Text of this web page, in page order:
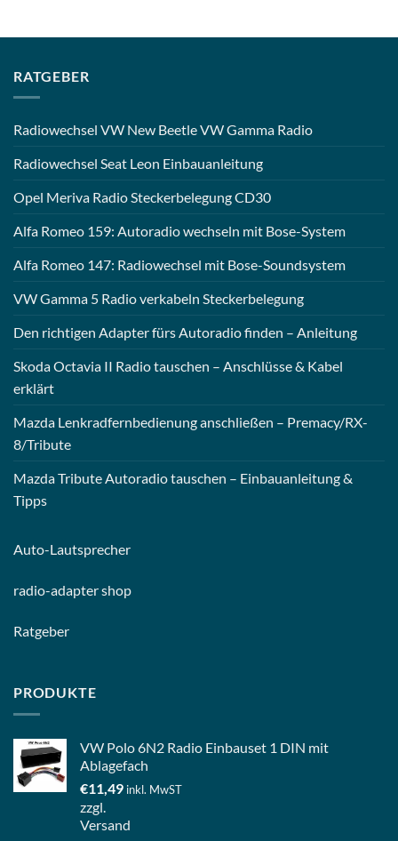
RATGEBER
Radiowechsel VW New Beetle VW Gamma Radio
Radiowechsel Seat Leon Einbauanleitung
Opel Meriva Radio Steckerbelegung CD30
Alfa Romeo 159: Autoradio wechseln mit Bose-System
Alfa Romeo 147: Radiowechsel mit Bose-Soundsystem
VW Gamma 5 Radio verkabeln Steckerbelegung
Den richtigen Adapter fürs Autoradio finden – Anleitung
Skoda Octavia II Radio tauschen – Anschlüsse & Kabel
erklärt
Mazda Lenkradfernbedienung anschließen – Premacy/RX-
8/Tribute
Mazda Tribute Autoradio tauschen – Einbauanleitung &
Tipps
Auto-Lautsprecher
radio-adapter shop
Ratgeber
PRODUKTE
VW Polo 6N2 Radio Einbauset 1 DIN mit
Ablagefach
€11,49 inkl. MwST
zzgl.
Versand